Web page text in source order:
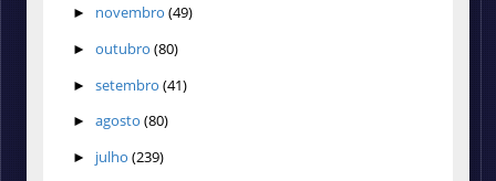
► novembro (49)
► outubro (80)
► setembro (41)
► agosto (80)
► julho (239)